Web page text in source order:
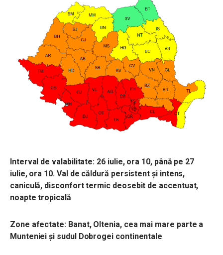
Interval de valabilitate: 26 iulie, ora 10, până pe 27
iulie, ora 10. Val de căldură persistent și intens,
caniculă, disconfort termic deosebit de accentuat,
noapte tropicală
Zone afectate: Banat, Oltenia, cea mai mare parte a
Munteniei și sudul Dobrogei continentale